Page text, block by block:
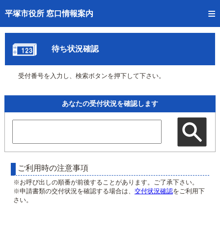
平塚市役所 窓口情報案内
トップページへ
ご利用方法
事前予約
予約状況確認
待ち状況確認
交付状況確認
混雑予想カレンダー
待ち状況確認
受付番号を入力し、検索ボタンを押下して下さい。
あなたの受付状況を確認します
ご利用時の注意事項
※お呼び出しの順番が前後することがあります。ご了承下さい。
※申請書類の交付状況を確認する場合は、 交付状況確認をご利用下
さい。